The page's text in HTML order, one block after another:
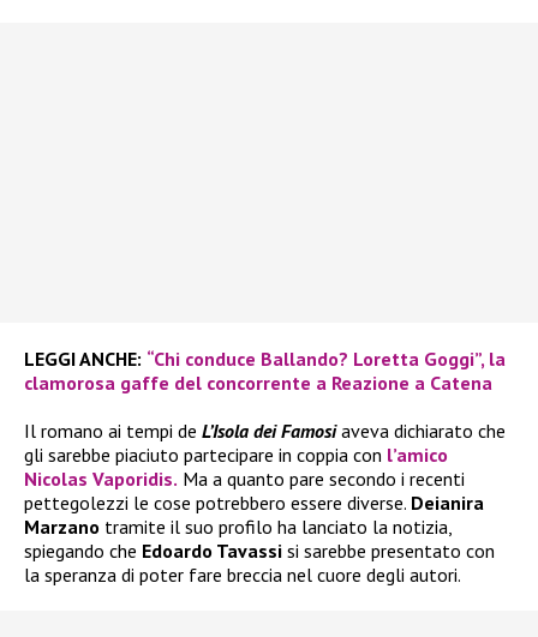
LEGGI ANCHE: “Chi conduce Ballando? Loretta Goggi”, la
clamorosa gaffe del concorrente a Reazione a Catena
Il romano ai tempi de L’Isola dei Famosiaveva dichiarato che
gli sarebbe piaciuto partecipare in coppia con l’amico
Nicolas Vaporidis. Ma a quanto pare secondo i recenti
pettegolezzi le cose potrebbero essere diverse. Deianira
Marzano tramite il suo profilo ha lanciato la notizia,
spiegando che Edoardo Tavassi si sarebbe presentato con
la speranza di poter fare breccia nel cuore degli autori.